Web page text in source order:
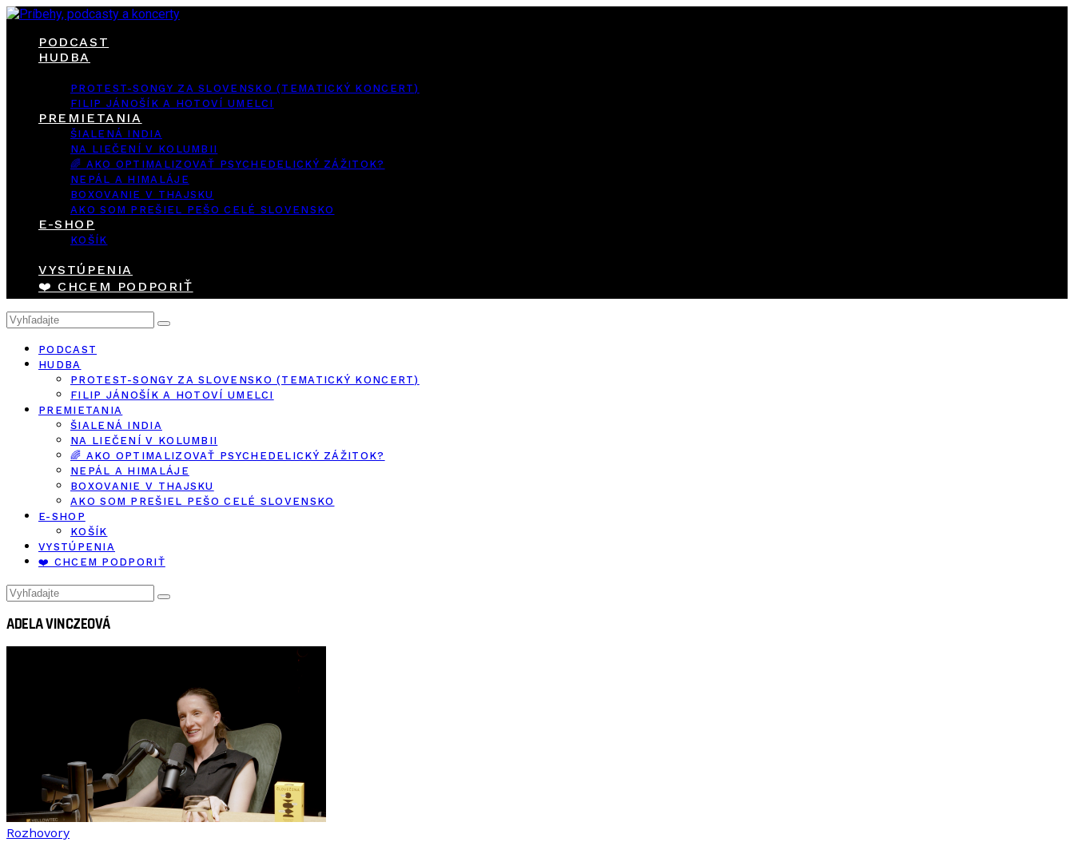
PODCAST
HUDBA
PROTEST-SONGY ZA SLOVENSKO (TEMATICKÝ KONCERT)
FILIP JÁNOŠÍK A HOTOVÍ UMELCI
PREMIETANIA
ŠIALENÁ INDIA
NA LIEČENÍ V KOLUMBII
🌈 AKO OPTIMALIZOVAŤ PSYCHEDELICKÝ ZÁŽITOK?
NEPÁL A HIMALÁJE
BOXOVANIE V THAJSKU
AKO SOM PREŠIEL PEŠO CELÉ SLOVENSKO
E-SHOP
KOŠÍK
VYSTÚPENIA
❤️ CHCEM PODPORIŤ
PODCAST
HUDBA
PROTEST-SONGY ZA SLOVENSKO (TEMATICKÝ KONCERT)
FILIP JÁNOŠÍK A HOTOVÍ UMELCI
PREMIETANIA
ŠIALENÁ INDIA
NA LIEČENÍ V KOLUMBII
🌈 AKO OPTIMALIZOVAŤ PSYCHEDELICKÝ ZÁŽITOK?
NEPÁL A HIMALÁJE
BOXOVANIE V THAJSKU
AKO SOM PREŠIEL PEŠO CELÉ SLOVENSKO
E-SHOP
KOŠÍK
VYSTÚPENIA
❤️ CHCEM PODPORIŤ
ADELA VINCZEOVÁ
Rozhovory